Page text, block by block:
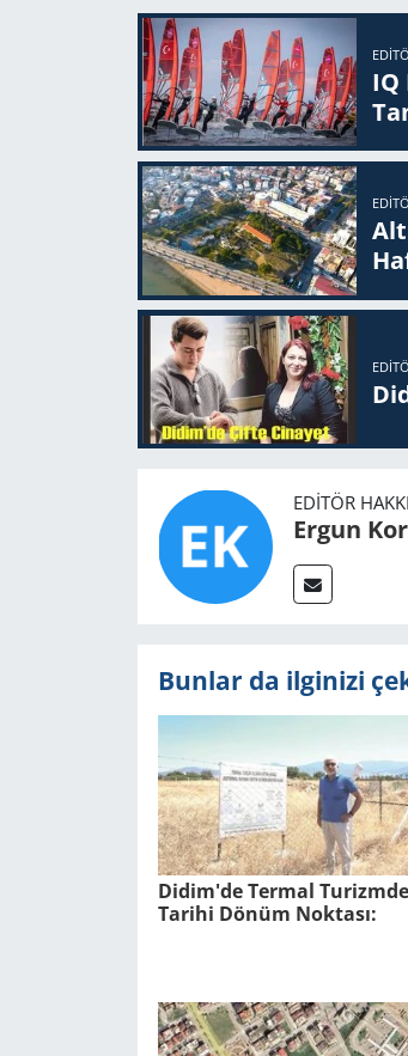
IQ
EDITÖR
Ergun
Bunlar da ilginizi
Didim'de Ter­mal Tu­rizm­de
Ta­ri­hi Dönüm Nok­ta­sı: